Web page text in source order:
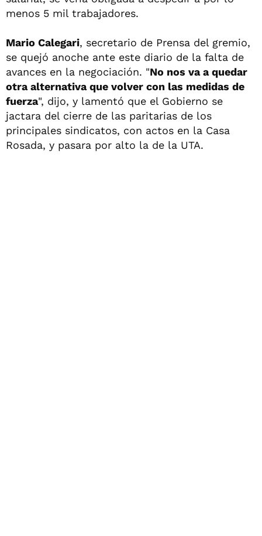
menos 5 mil trabajadores.
Mario Calegari, secretario de Prensa del gremio,
se quejó anoche ante este diario de la falta de
avances en la negociación. "No nos va a quedar
otra alternativa que volver con las medidas de
fuerza", dijo, y lamentó que el Gobierno se
jactara del cierre de las paritarias de los
principales sindicatos, con actos en la Casa
Rosada, y pasara por alto la de la UTA.